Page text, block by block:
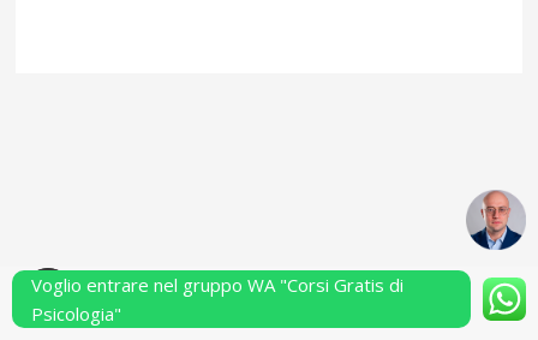
Powered by Performarsi S.a.s.
Voglio entrare nel gruppo WA "Corsi Gratis di
Psicologia"